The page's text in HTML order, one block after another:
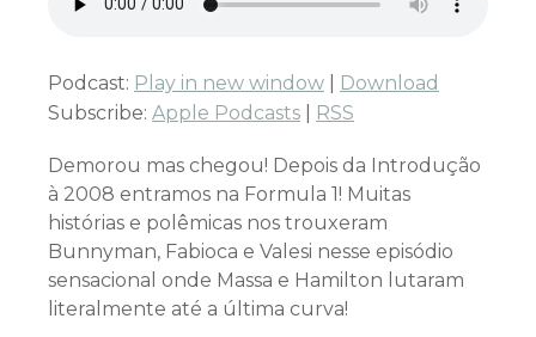
Podcast: Play in new window
Download
Subscribe: Apple Podcasts RSS
Demorou mas chegou! Depois da Introdução
à 2008 entramos na Formula 1! Muitas
histórias e polêmicas nos trouxeram
Bunnyman, Fabioca e Valesi nesse episódio
sensacional onde Massa e Hamilton lutaram
literalmente até a última curva!